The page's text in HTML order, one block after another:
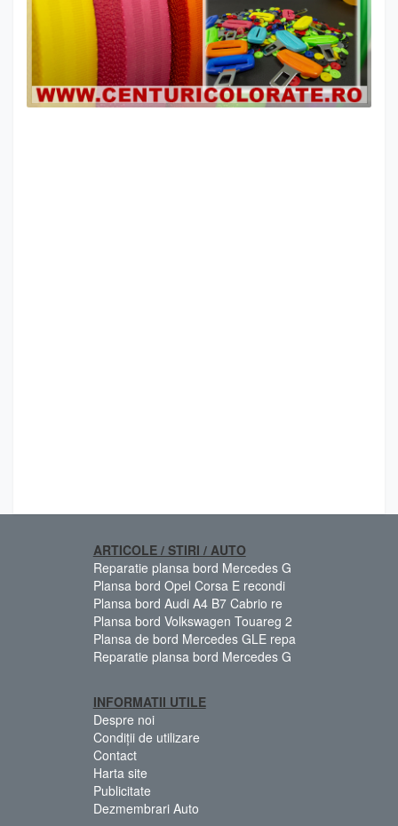
ARTICOLE / STIRI / AUTO
Reparatie plansa bord Mercedes G
Plansa bord Opel Corsa E recondi
Plansa bord Audi A4 B7 Cabrio re
Plansa bord Volkswagen Touareg 2
Plansa de bord Mercedes GLE repa
Reparatie plansa bord Mercedes G
INFORMATII UTILE
Despre noi
Condiții de utilizare
Contact
Harta site
Publicitate
Dezmembrari Auto